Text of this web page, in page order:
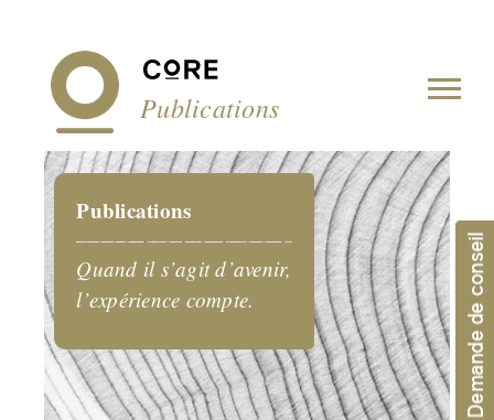
Publications
Publications
Quand il s’agit d’avenir,
l’expérience compte.
Demande de conseil